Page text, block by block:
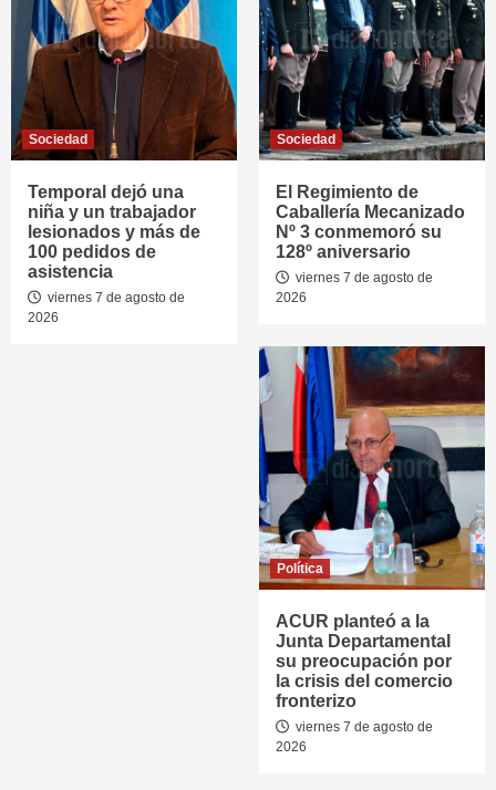
Sociedad
Temporal dejó una
niña y un trabajador
lesionados y más de
100 pedidos de
asistencia
viernes 7 de agosto de
2026
Sociedad
El Regimiento de
Caballería Mecanizado
Nº 3 conmemoró su
128º aniversario
viernes 7 de agosto de
2026
Política
ACUR planteó a la
Junta Departamental
su preocupación por
la crisis del comercio
fronterizo
viernes 7 de agosto de
2026